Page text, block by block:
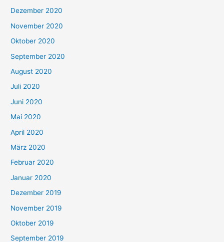
Dezember 2020
November 2020
Oktober 2020
September 2020
August 2020
Juli 2020
Juni 2020
Mai 2020
April 2020
März 2020
Februar 2020
Januar 2020
Dezember 2019
November 2019
Oktober 2019
September 2019